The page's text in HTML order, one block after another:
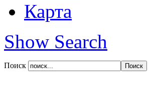
Карта
Show Search
Поиск